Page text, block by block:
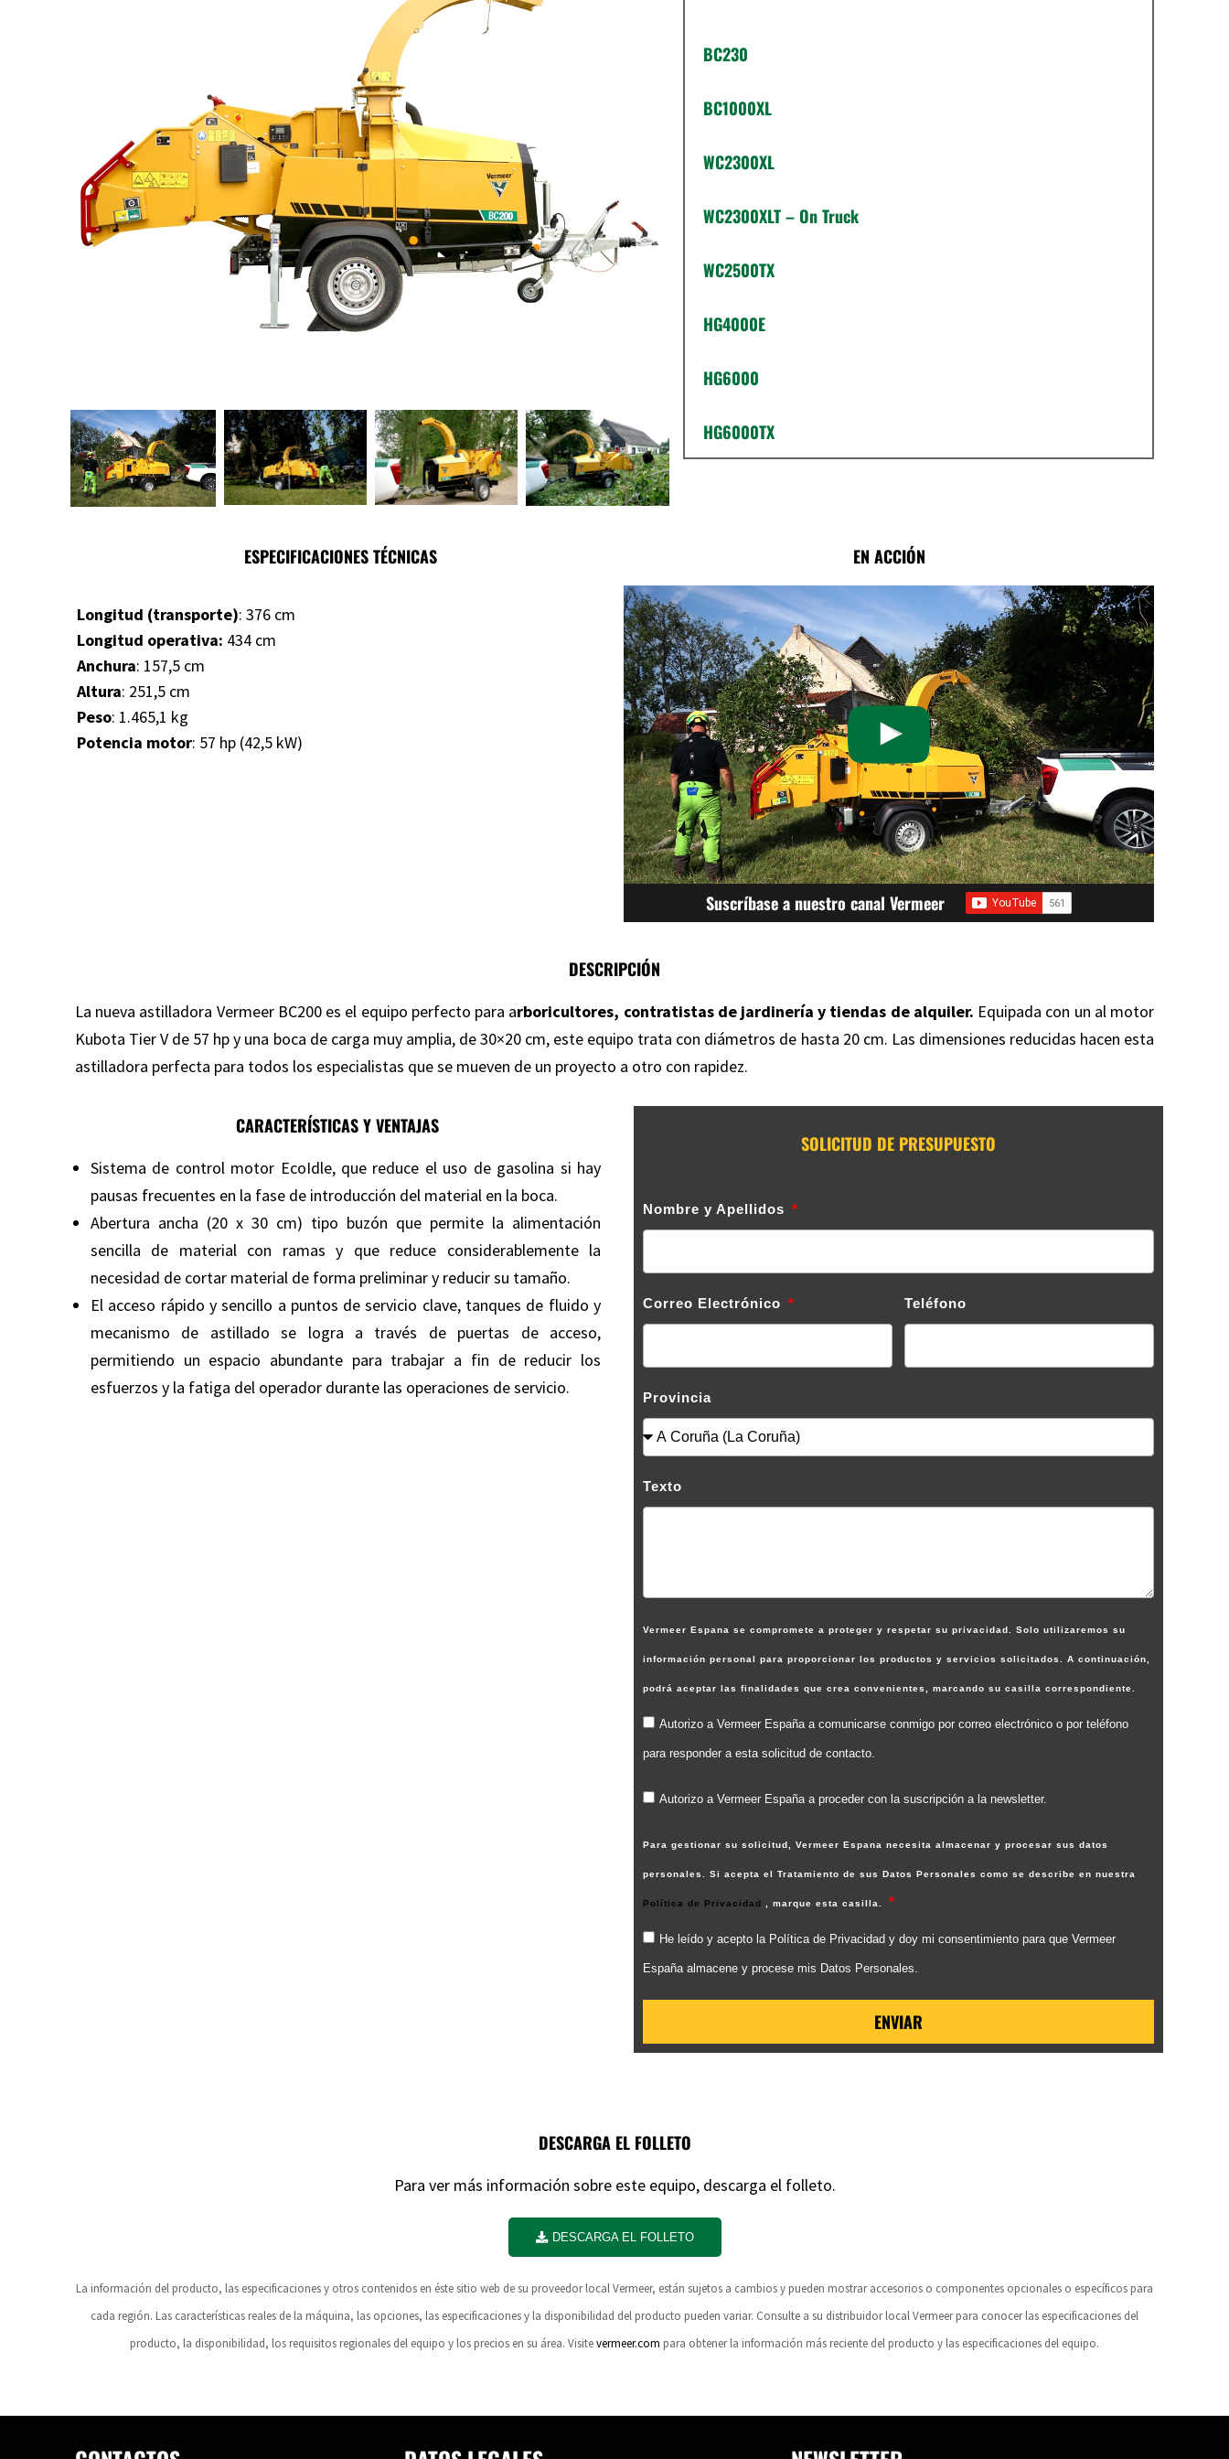
BC230
BC1000XL
WC2300XL
WC2300XLT – On Truck
WC2500TX
HG4000E
HG6000
HG6000TX
ESPECIFICACIONES TÉCNICAS
Longitud (transporte): 376 cm
Longitud operativa: 434 cm
Anchura: 157,5 cm
Altura: 251,5 cm
Peso: 1.465,1 kg
Potencia motor: 57 hp (42,5 kW)
EN ACCIÓN
Suscríbase a nuestro canal Vermeer
DESCRIPCIÓN
La nueva astilladora Vermeer BC200 es el equipo perfecto para arboricultores, contratistas de jardinería y tiendas de alquiler. Equipada con un al motor
Kubota Tier V de 57 hp y una boca de carga muy amplia, de 30×20 cm, este equipo trata con diámetros de hasta 20 cm. Las dimensiones reducidas hacen esta
astilladora perfecta para todos los especialistas que se mueven de un proyecto a otro con rapidez.
CARACTERÍSTICAS Y VENTAJAS
Sistema de control motor EcoIdle, que reduce el uso de gasolina si hay
pausas frecuentes en la fase de introducción del material en la boca.
Abertura ancha (20 x 30 cm) tipo buzón que permite la alimentación
sencilla de material con ramas y que reduce considerablemente la
necesidad de cortar material de forma preliminar y reducir su tamaño.
El acceso rápido y sencillo a puntos de servicio clave, tanques de fluido y
mecanismo de astillado se logra a través de puertas de acceso,
permitiendo un espacio abundante para trabajar a fin de reducir los
esfuerzos y la fatiga del operador durante las operaciones de servicio.
SOLICITUD DE PRESUPUESTO
Nombre y Apellidos
Correo Electrónico Teléfono
Provincia
Texto
Vermeer Espana se compromete a proteger y respetar su privacidad. Solo utilizaremos su
información personal para proporcionar los productos y servicios solicitados. A continuación,
podrá aceptar las finalidades que crea convenientes, marcando su casilla correspondiente.
Autorizo a Vermeer España a comunicarse conmigo por correo electrónico o por teléfono
para responder a esta solicitud de contacto.
Autorizo a Vermeer España a proceder con la suscripción a la newsletter.
Para gestionar su solicitud, Vermeer Espana necesita almacenar y procesar sus datos
personales. Si acepta el Tratamiento de sus Datos Personales como se describe en nuestra
Política de Privacidad , marque esta casilla.
He leído y acepto la Política de Privacidad y doy mi consentimiento para que Vermeer
España almacene y procese mis Datos Personales.
ENVIAR
DESCARGA EL FOLLETO
Para ver más información sobre este equipo, descarga el folleto.
DESCARGA EL FOLLETO
La información del producto, las especificaciones y otros contenidos en éste sitio web de su proveedor local Vermeer, están sujetos a cambios y pueden mostrar accesorios o componentes opcionales o específicos para
cada región. Las características reales de la máquina, las opciones, las especificaciones y la disponibilidad del producto pueden variar. Consulte a su distribuidor local Vermeer para conocer las especificaciones del
producto, la disponibilidad, los requisitos regionales del equipo y los precios en su área. Visitevermeer.com para obtener la información más reciente del producto y las especificaciones del equipo.